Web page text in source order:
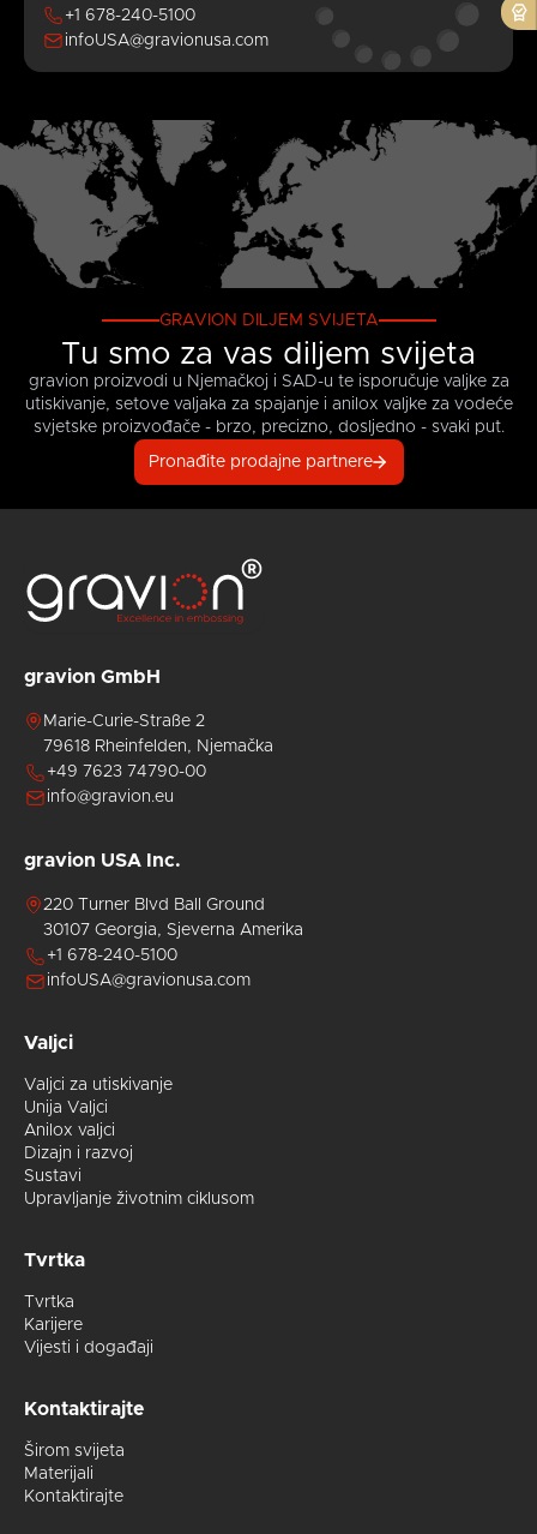
+1 678-240-5100
infoUSA@gravionusa.com
GRAVION DILJEM SVIJETA
Tu smo za vas diljem svijeta
gravion proizvodi u Njemačkoj i SAD-u te isporučuje valjke za
utiskivanje, setove valjaka za spajanje i anilox valjke za vodeće
svjetske proizvođače - brzo, precizno, dosljedno - svaki put.
Pronađite prodajne partnere
gravion GmbH
Marie-Curie-Straße 2
79618 Rheinfelden, Njemačka
+49 7623 74790-00
info@gravion.eu
gravion USA Inc.
220 Turner Blvd Ball Ground
30107 Georgia, Sjeverna Amerika
+1 678-240-5100
infoUSA@gravionusa.com
Valjci
Valjci za utiskivanje
Unija Valjci
Anilox valjci
Dizajn i razvoj
Sustavi
Upravljanje životnim ciklusom
Tvrtka
Tvrtka
Karijere
Vijesti i događaji
Kontaktirajte
Širom svijeta
Materijali
Kontaktirajte